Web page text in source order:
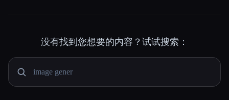
没有找到您想要的内容？试试搜索：